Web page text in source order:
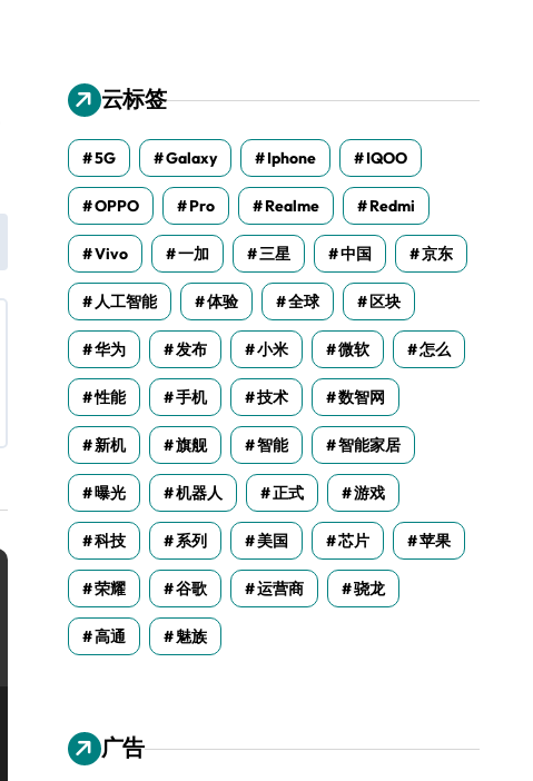
云标签
5G Galaxy Iphone IQOO
OPPO Pro Realme Redmi
Vivo 一加 三星 中国 京东
人工智能 体验 全球 区块
华为 发布 小米 微软 怎么
性能 手机 技术 数智网
新机 旗舰 智能 智能家居
曝光 机器人 正式 游戏
科技 系列 美国 芯片 苹果
荣耀 谷歌 运营商 骁龙
高通 魅族
广告